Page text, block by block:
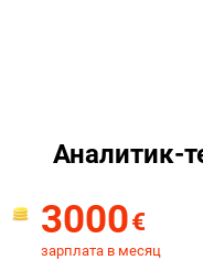
Аналитик-
3000€
зарплата в месяц